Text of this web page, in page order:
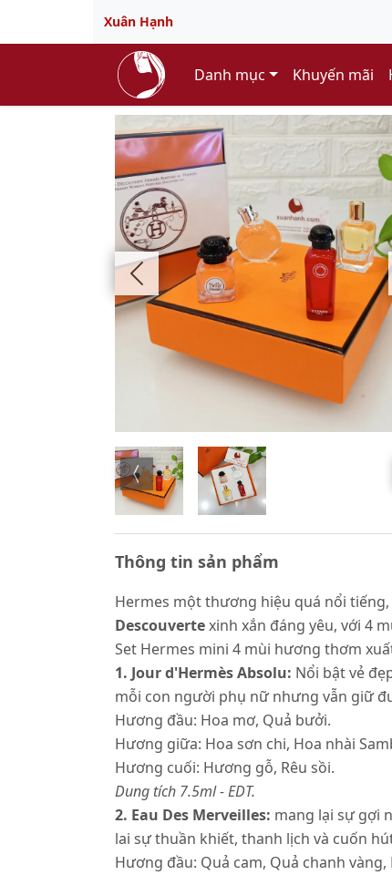
Xuân Hạnh
Danh mục Khuyến mãi
Thông tin sản phẩm
Hermes một thương hiệu quá nổi
Descouvertexinh xắn đáng yêu, với 4
Set Hermes mini 4 mùi hương thơm
1. Jour d'Hermès Absolu: Nổi bật vẻ
mỗi con người phụ nữ nhưng vẫn giữ
Hương đầu: Hoa mơ, Quả bưởi.
Hương giữa: Hoa sơn chi, Hoa nhài
Hương cuối: Hương gỗ, Rêu sồi.
Dung tích 7.5ml - EDT.
2. Eau Des Merveilles: mang lại sự gợi
lai sự thuần khiết, thanh lịch và cuốn
Hương đầu: Quả cam, Quả chanh